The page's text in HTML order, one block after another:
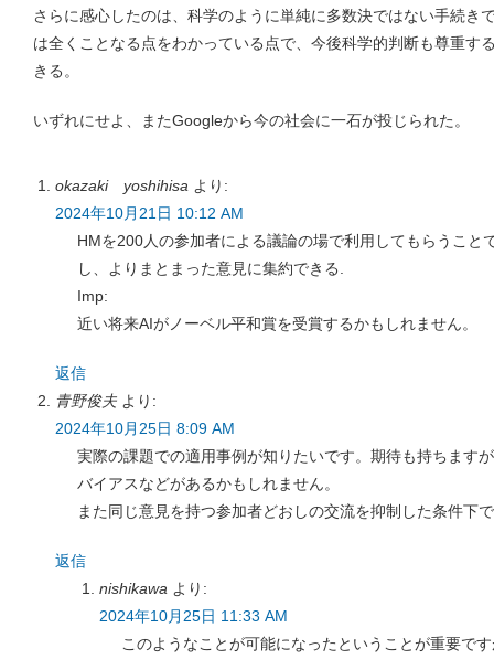
さらに感心したのは、科学のように単純に多数決ではない手続き
は全くことなる点をわかっている点で、今後科学的判断も尊重す
きる。
いずれにせよ、またGoogleから今の社会に一石が投じられた。
okazaki yoshihisa より:
2024年10月21日 10:12 AM
HMを200人の参加者による議論の場で利用してもらうこと
し、よりまとまった意見に集約できる.
Imp:
近い将来AIがノーベル平和賞を受賞するかもしれません。
返信
青野俊夫 より:
2024年10月25日 8:09 AM
実際の課題での適用事例が知りたいです。期待も持ちます
バイアスなどがあるかもしれません。
また同じ意見を持つ参加者どおしの交流を抑制した条件下
返信
nishikawa より:
2024年10月25日 11:33 AM
このようなことが可能になったということが重要で